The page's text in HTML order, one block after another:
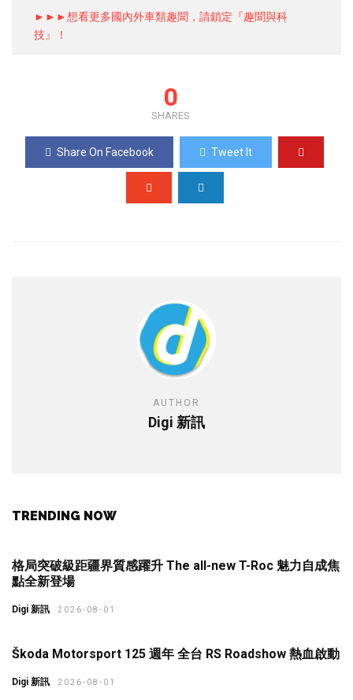
►►►想看更多國內外車類趣聞，請鎖定『趣聞與科
技』！
0
SHARES
Share On Facebook Tweet It
AUTHOR
Digi 新訊
TRENDING NOW
格局突破級距疆界質感躍升 The all-new T-Roc 魅力自成焦
點全新登場
Digi 新訊 2026-08-01
Škoda Motorsport 125 週年 全台 RS Roadshow 熱血啟動
Digi 新訊 2026-08-01